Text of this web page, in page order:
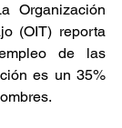
Organización
(OIT) reporta
de las
es un 35%